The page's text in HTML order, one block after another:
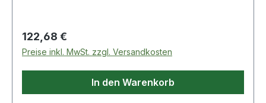
Regulärer Preis:
122,68 €
Preise inkl. MwSt. zzgl. Versandkosten
In den Warenkorb